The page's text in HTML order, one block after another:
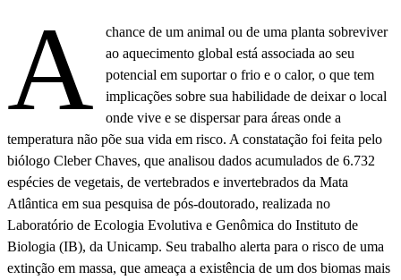
A
chance de um animal ou de uma planta sobreviver
ao aquecimento global está associada ao seu
potencial em suportar o frio e o calor, o que tem
implicações sobre sua habilidade de deixar o local
onde vive e se dispersar para áreas onde a
temperatura não põe sua vida em risco. A constatação foi feita pelo
biólogo Cleber Chaves, que analisou dados acumulados de 6.732
espécies de vegetais, de vertebrados e invertebrados da Mata
Atlântica em sua pesquisa de pós-doutorado, realizada no
Laboratório de Ecologia Evolutiva e Genômica do Instituto de
Biologia (IB), da Unicamp. Seu trabalho alerta para o risco de uma
extinção em massa, que ameaça a existência de um dos biomas mais